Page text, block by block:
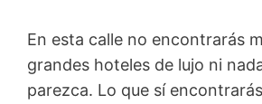
En esta calle no encontrarás
grandes hoteles de lujo ni
parezca. Lo que sí